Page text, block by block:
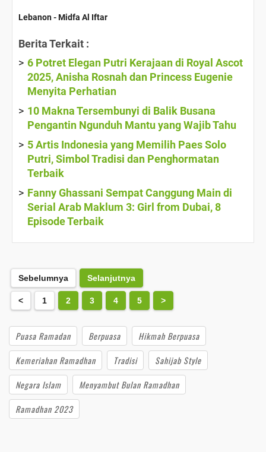
Lebanon - Midfa Al Iftar
Berita Terkait :
6 Potret Elegan Putri Kerajaan di Royal Ascot
2025, Anisha Rosnah dan Princess Eugenie
Menyita Perhatian
10 Makna Tersembunyi di Balik Busana
Pengantin Ngunduh Mantu yang Wajib Tahu
5 Artis Indonesia yang Memilih Paes Solo
Putri, Simbol Tradisi dan Penghormatan
Terbaik
Fanny Ghassani Sempat Canggung Main di
Serial Arab Maklum 3: Girl from Dubai, 8
Episode Terbaik
Sebelumnya Selanjutnya
< 1 2 3 4 5 >
Puasa Ramadan Berpuasa
Hikmah Berpuasa
Kemeriahan Ramadhan
Tradisi
Sahijab Style
Negara Islam
Menyambut Bulan Ramadhan
Ramadhan 2023